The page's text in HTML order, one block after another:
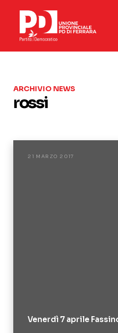
ARCHIVIO NEWS
rossi
21 MARZO 2017
Venerdì 7 aprile